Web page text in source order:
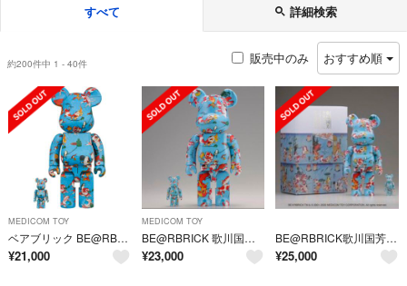
すべて 詳細検索
約200件中 1 - 40件 販売中のみ おすすめ順
MEDICOM TOY
ベアブリック BE@RBRICK 歌川国芳「金魚づくし」100% & 400%
¥21,000
MEDICOM TOY
BE@RBRICK 歌川国芳「金魚づくし」 100% ＆ 400%
¥23,000
BE@RBRICK歌川国芳「金魚づくし」100％ & 400％
¥25,000